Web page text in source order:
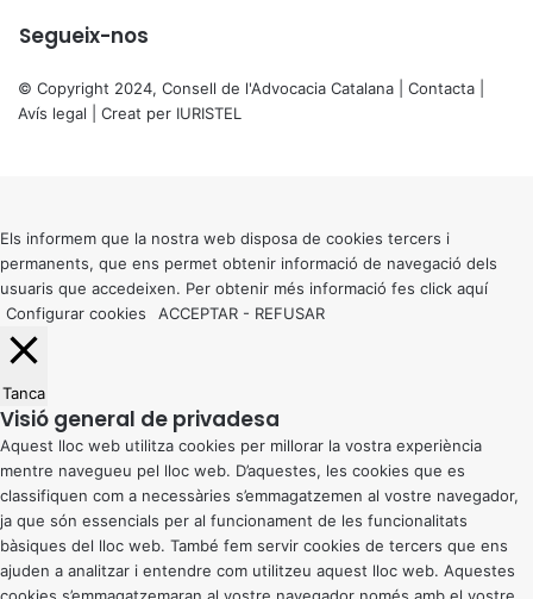
Segueix-nos
© Copyright 2024, Consell de l'Advocacia Catalana | Contacta
Avís legal | Creat per IURISTEL
button
Els informem que la nostra web disposa de cookies tercers i
permanents, que ens permet obtenir informació de navegació dels
usuaris que accedeixen. Per obtenir més informació fes click aquí
Configurar cookies
ACCEPTAR - REFUSAR
Tanca
Visió general de privadesa
Aquest lloc web utilitza cookies per millorar la vostra experiència
mentre navegueu pel lloc web. D’aquestes, les cookies que es
classifiquen com a necessàries s’emmagatzemen al vostre navegador,
ja que són essencials per al funcionament de les funcionalitats
bàsiques del lloc web. També fem servir cookies de tercers que ens
ajuden a analitzar i entendre com utilitzeu aquest lloc web. Aquestes
cookies s’emmagatzemaran al vostre navegador només amb el vostre